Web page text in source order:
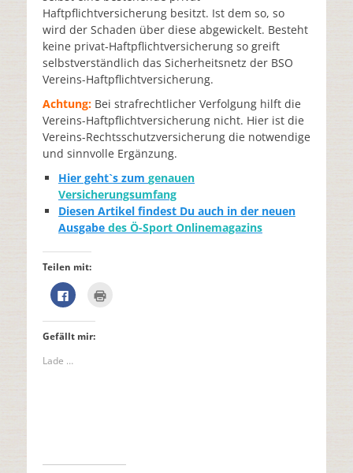
Haftpflichtversicherung besitzt. Ist dem so, so
wird der Schaden über diese abgewickelt. Besteht
keine privat-Haftpflichtversicherung so greift
selbstverständlich das Sicherheitsnetz der BSO
Vereins-Haftpflichtversicherung.
Achtung: Bei strafrechtlicher Verfolgung hilft die
Vereins-Haftpflichtversicherung nicht. Hier ist die
Vereins-Rechtsschutzversicherung die notwendige
und sinnvolle Ergänzung.
Hier geht`s zum genauen
Versicherungsumfang
Diesen Artikel findest Du auch in der neuen
Ausgabe des Ö-Sport Onlinemagazins
Teilen mit:
K
l
c
,
a
k e
Gefällt mir:
Lade …